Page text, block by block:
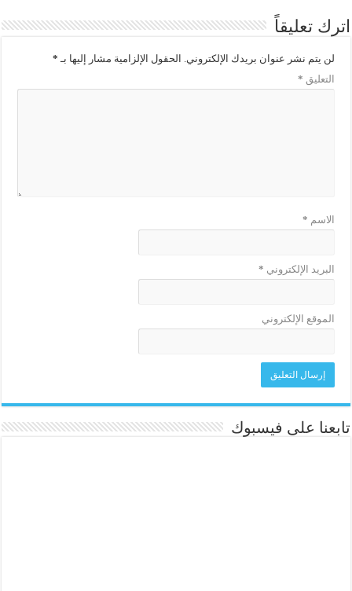
اترك تعليقاً
لن يتم نشر عنوان بريدك الإلكتروني. الحقول الإلزامية مشار إليها بـ *
التعليق *
الاسم *
البريد الإلكتروني *
الموقع الإلكتروني
تابعنا على فيسبوك